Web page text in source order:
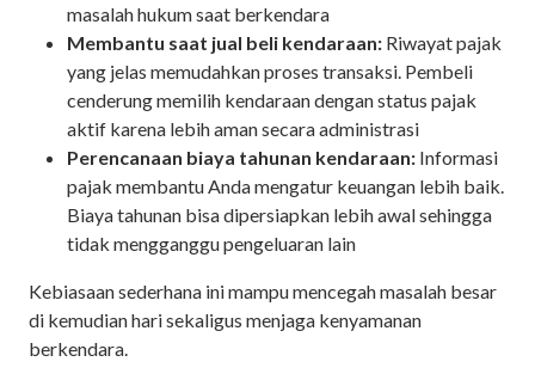
masalah hukum saat berkendara
Membantu saat jual beli kendaraan: Riwayat pajak
yang jelas memudahkan proses transaksi. Pembeli
cenderung memilih kendaraan dengan status pajak
aktif karena lebih aman secara administrasi
Perencanaan biaya tahunan kendaraan: Informasi
pajak membantu Anda mengatur keuangan lebih baik.
Biaya tahunan bisa dipersiapkan lebih awal sehingga
tidak mengganggu pengeluaran lain
Kebiasaan sederhana ini mampu mencegah masalah besar
di kemudian hari sekaligus menjaga kenyamanan
berkendara.